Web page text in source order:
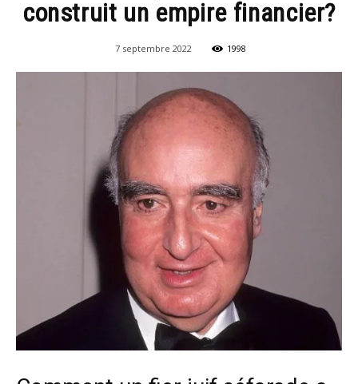
construit un empire financier?
7 septembre 2022 1998